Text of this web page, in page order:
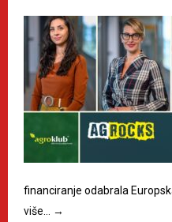
financiranje odabrala
više…
→